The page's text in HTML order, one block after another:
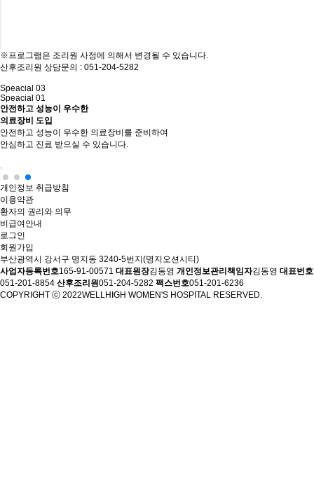
※프로그램은 조리원 사정에 의해서 변경될 수 있습니다.
산후조리원 상담문의 : 051-204-5282
Speacial 03
Speacial 01
안전하고 성능이 우수한
의료장비 도입
안전하고 성능이 우수한 의료장비를 준비하여
안심하고 진료 받으실 수 있습니다.
개인정보 취급방침
이용약관
환자의 권리와 의무
비급여안내
로그인
회원가입
부산광역시 강서구 명지동 3240-5번지(명지오션시티)
사업자등록번호165-91-00571 대표원장김동영 개인정보관리책임자김동영 대표번호
051-201-8854 산후조리원051-204-5282 팩스번호051-201-6236
COPYRIGHT ⓒ 2022WELLHIGH WOMEN'S HOSPITAL RESERVED.